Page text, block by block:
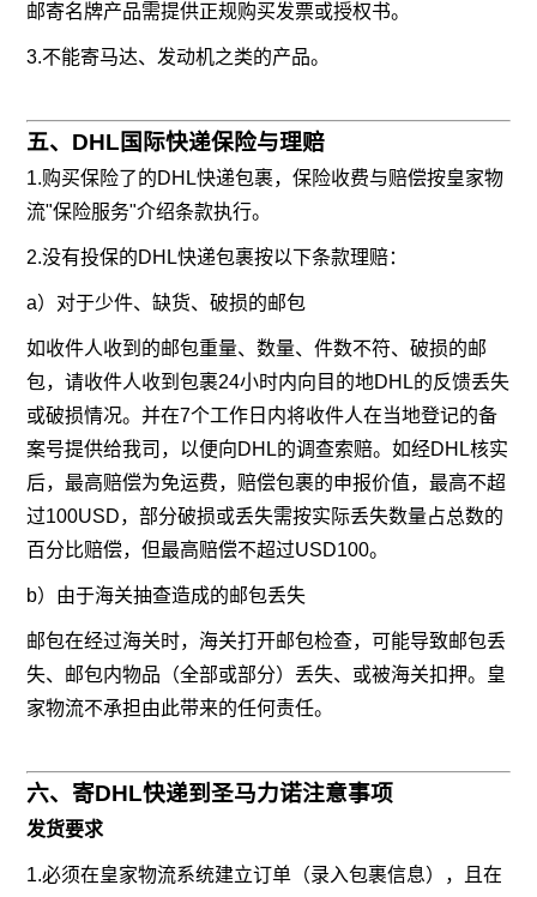
邮寄名牌产品需提供正规购买发票或授权书。
3.不能寄马达、发动机之类的产品。
五、DHL国际快递保险与理赔
1.购买保险了的DHL快递包裹，保险收费与赔偿按皇家物
流"保险服务"介绍条款执行。
2.没有投保的DHL快递包裹按以下条款理赔：
a）对于少件、缺货、破损的邮包
如收件人收到的邮包重量、数量、件数不符、破损的邮
包，请收件人收到包裹24小时内向目的地DHL的反馈丢失
或破损情况。并在7个工作日内将收件人在当地登记的备
案号提供给我司，以便向DHL的调查索赔。如经DHL核实
后，最高赔偿为免运费，赔偿包裹的申报价值，最高不超
过100USD，部分破损或丢失需按实际丢失数量占总数的
百分比赔偿，但最高赔偿不超过USD100。
b）由于海关抽查造成的邮包丢失
邮包在经过海关时，海关打开邮包检查，可能导致邮包丢
失、邮包内物品（全部或部分）丢失、或被海关扣押。皇
家物流不承担由此带来的任何责任。
六、寄DHL快递到圣马力诺注意事项
发货要求
1.必须在皇家物流系统建立订单（录入包裹信息），且在